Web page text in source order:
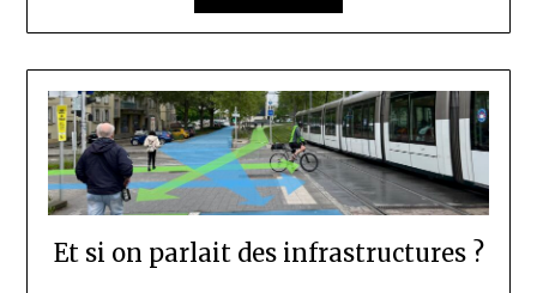
Et si on parlait des infrastructures ?